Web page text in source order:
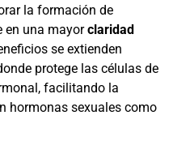
la formación de
en una mayorclaridad
se extienden
protege las células de
facilitando la
hormonas sexuales como